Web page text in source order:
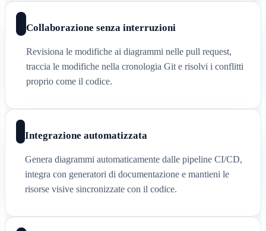
Collaborazione senza interruzioni
Revisiona le modifiche ai diagrammi nelle pull request,
traccia le modifiche nella cronologia Git e risolvi i conflitti
proprio come il codice.
Integrazione automatizzata
Genera diagrammi automaticamente dalle pipeline CI/CD,
integra con generatori di documentazione e mantieni le
risorse visive sincronizzate con il codice.